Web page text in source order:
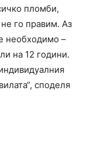
пломби,
го правим. Аз
необходимо –
на 12 години.
споделя